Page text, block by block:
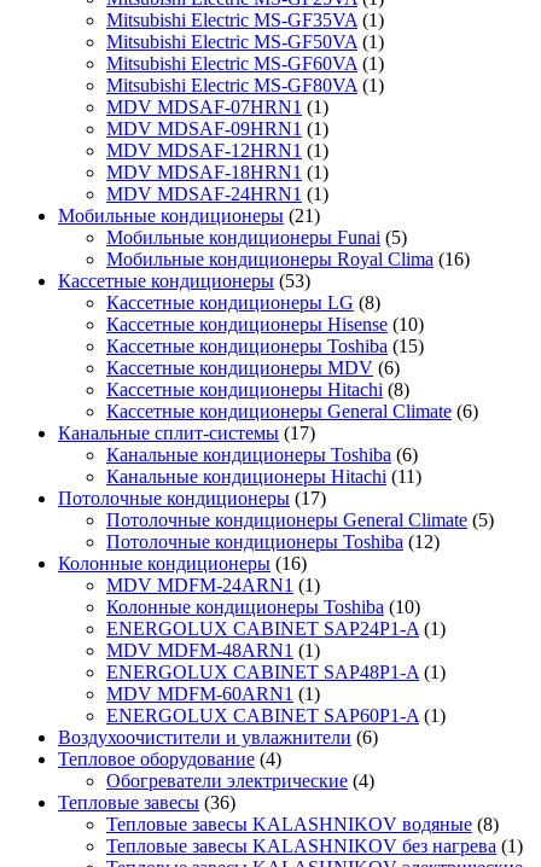
Mitsubishi Electric MS-GF35VA (1)
Mitsubishi Electric MS-GF50VA (1)
Mitsubishi Electric MS-GF60VA (1)
Mitsubishi Electric MS-GF80VA (1)
MDV MDSAF-07HRN1 (1)
MDV MDSAF-09HRN1 (1)
MDV MDSAF-12HRN1 (1)
MDV MDSAF-18HRN1 (1)
MDV MDSAF-24HRN1 (1)
Мобильные кондиционеры (21)
Мобильные кондиционеры Funai (5)
Мобильные кондиционеры Royal Clima (16)
Кассетные кондиционеры (53)
Кассетные кондиционеры LG (8)
Кассетные кондиционеры Hisense (10)
Кассетные кондиционеры Toshiba (15)
Кассетные кондиционеры MDV (6)
Кассетные кондиционеры Hitachi (8)
Кассетные кондиционеры General Climate (6)
Канальные сплит-системы (17)
Канальные кондиционеры Toshiba (6)
Канальные кондиционеры Hitachi (11)
Потолочные кондиционеры (17)
Потолочные кондиционеры General Climate (5)
Потолочные кондиционеры Toshiba (12)
Колонные кондиционеры (16)
MDV MDFM-24ARN1 (1)
Колонные кондиционеры Toshiba (10)
ENERGOLUX CABINET SAP24P1-A (1)
MDV MDFM-48ARN1 (1)
ENERGOLUX CABINET SAP48P1-A (1)
MDV MDFM-60ARN1 (1)
ENERGOLUX CABINET SAP60P1-A (1)
Воздухоочистители и увлажнители (6)
Тепловое оборудование (4)
Обогреватели электрические (4)
Тепловые завесы (36)
Тепловые завесы KALASHNIKOV водяные (8)
Тепловые завесы KALASHNIKOV без нагрева (1)